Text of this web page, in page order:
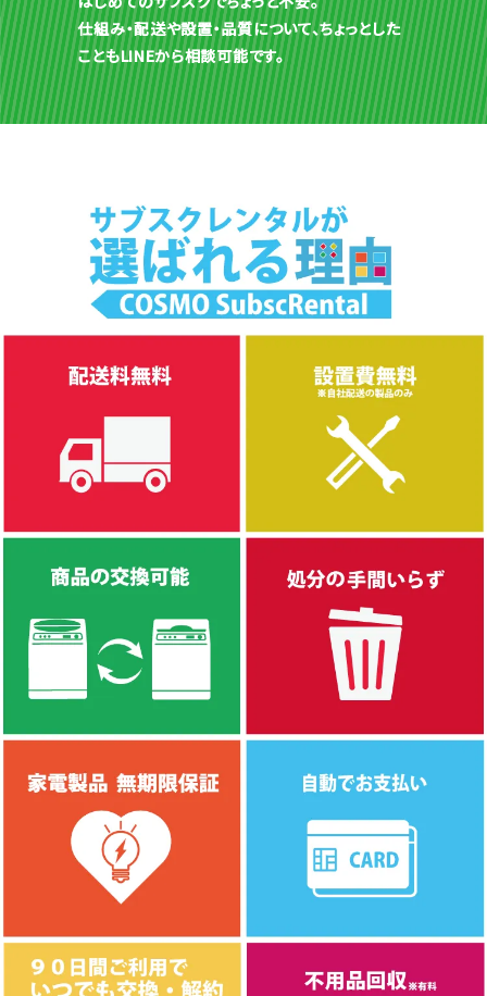
仕組み・配送や設置・品質について、ちょっとした
こともLINEから相談可能です。